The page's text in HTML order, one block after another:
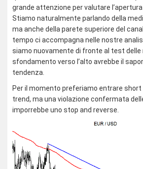
grande attenzione per valutare l’apertura
Stiamo naturalmente parlando della
ma anche della parete superiore del
tempo ci accompagna nelle nostre
siamo nuovamente di fronte al test delle
sfondamento verso l’alto avrebbe il
tendenza.
Per il momento preferiamo entrare short
trend, ma una violazione confermata
imporrebbe uno stop and reverse.